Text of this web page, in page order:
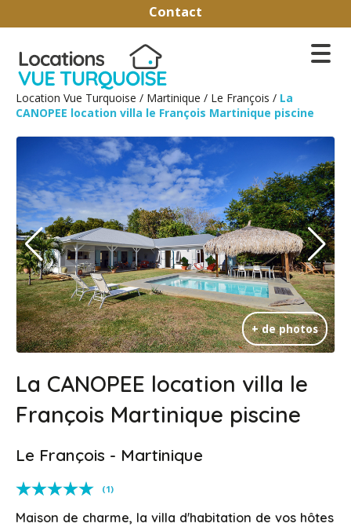
Contact
Location Vue Turquoise / Martinique / Le François / La
CANOPEE location villa le François Martinique piscine
+ de photos
La CANOPEE location villa le
François Martinique piscine
Le François - Martinique
(1)
Maison de charme, la villa d'habitation de vos hôtes